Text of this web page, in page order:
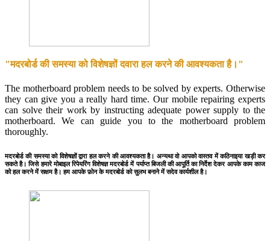
"मदरबोर्ड की समस्या को विशेषज्ञों दवारा हल करने की आवश्यकता है।"
The motherboard problem needs to be solved by experts. Otherwise
they can give you a really hard time. Our mobile repairing experts
can solve their work by instructing adequate power supply to the
motherboard. We can guide you to the motherboard problem
thoroughly.
मदरबोर्ड की समस्या को विशेषज्ञों द्वारा हल करने की आवश्यकता है। अन्यथा वो आपको वास्तव में कठिनाइया खड़ी कर
सकते है। जिसे हमारे मोबाइल रिपेयरिंग विशेषज्ञ मदरबोर्ड में पर्याप्त बिजली की आपूर्ति का निर्देश देकर आपके काम काज
को हल करने में सक्षम है। हम आपके फ़ोन के मदरबोर्ड को सुलभ बनाने में सदेव कार्यशील है।